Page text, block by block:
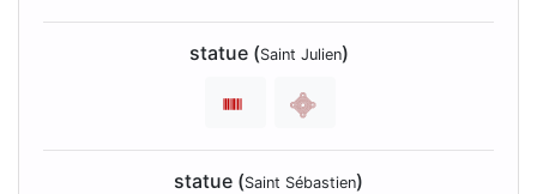
statue (Saint Julien)
statue (Saint Sébastien)